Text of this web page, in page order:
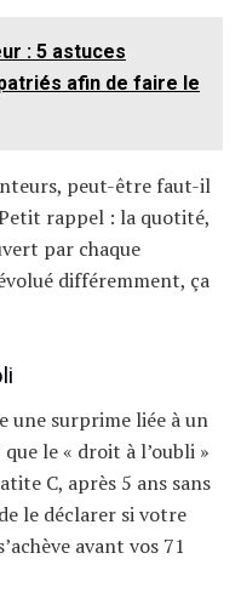
: 5 astuces
afin de faire le
peut-être faut-il
rappel : la quotité,
par chaque
différemment, ça
surprime liée à un
le « droit à l’oubli »
C, après 5 ans sans
le déclarer si votre
avant vos 71